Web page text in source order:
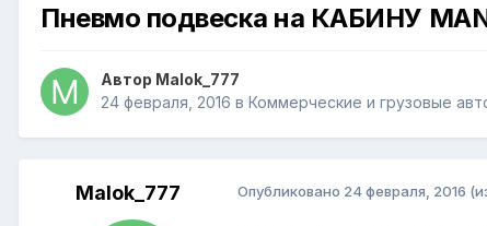
Пневмо подвеска на КАБИНУ
Автор Malok_777
24 февраля, 2016 в Коммерческие и грузовые
Malok_777 Опубликовано 24 февраля, 2016